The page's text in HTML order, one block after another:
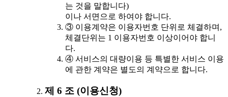
는 것을 말합니다)
이나 서면으로 하여야 합니다.
③ 이용계약은 이용자번호 단위로 체결하며,
체결단위는 1 이용자번호 이상이어야 합니
다.
④ 서비스의 대량이용 등 특별한 서비스 이용
에 관한 계약은 별도의 계약으로 합니다.
제 6 조 (이용신청)